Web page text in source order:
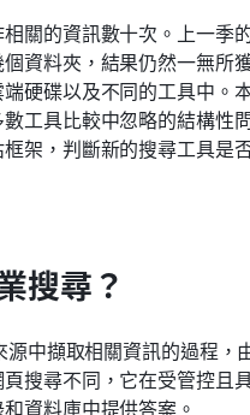
關的資訊數十次。上一季
資料夾，結果仍然一無
硬碟以及不同的工具中。
工具比較中忽略的結構性
架，判斷新的搜尋工具是
搜尋？
源中擷取相關資訊的過程
搜尋不同，它在受管控且
資料庫中提供答案。